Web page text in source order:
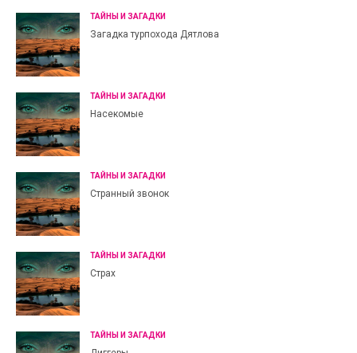
ТАЙНЫ И ЗАГАДКИ
Загадка турпохода Дятлова
ТАЙНЫ И ЗАГАДКИ
Насекомые
ТАЙНЫ И ЗАГАДКИ
Странный звонок
ТАЙНЫ И ЗАГАДКИ
Страх
ТАЙНЫ И ЗАГАДКИ